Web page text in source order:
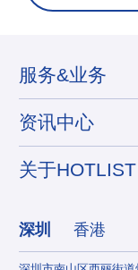
服务&业务
资讯中心
关于HOTLIST
深圳 香港